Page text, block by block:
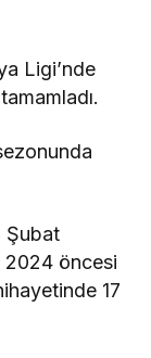
Ligi’nde
Şubat
2024 öncesi
17